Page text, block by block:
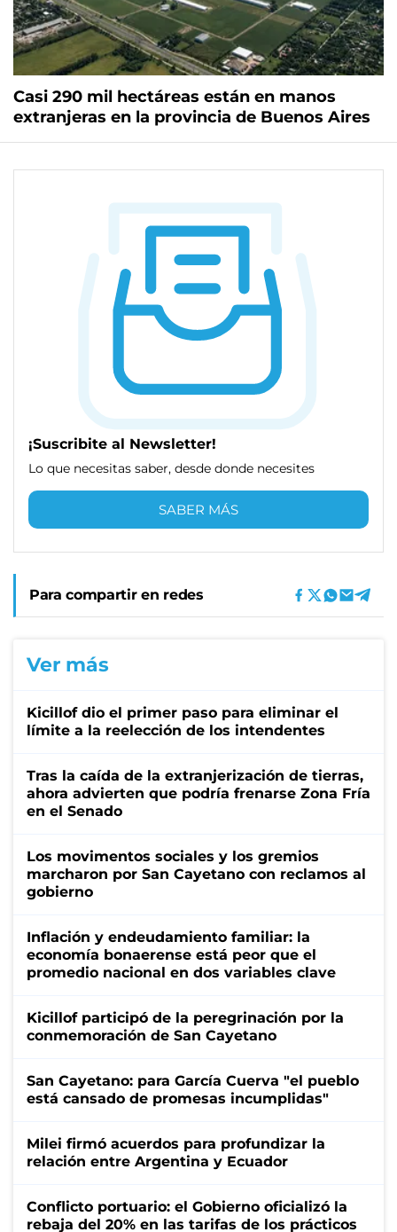
Casi 290 mil hectáreas están en manos
extranjeras en la provincia de Buenos Aires
¡Suscribite al Newsletter!
Lo que necesitas saber, desde donde necesites
SABER MÁS
Para compartir en redes
Ver más
Kicillof dio el primer paso para eliminar el
límite a la reelección de los intendentes
Tras la caída de la extranjerización de tierras,
ahora advierten que podría frenarse Zona Fría
en el Senado
Los movimentos sociales y los gremios
marcharon por San Cayetano con reclamos al
gobierno
Inflación y endeudamiento familiar: la
economía bonaerense está peor que el
promedio nacional en dos variables clave
Kicillof participó de la peregrinación por la
conmemoración de San Cayetano
San Cayetano: para García Cuerva "el pueblo
está cansado de promesas incumplidas"
Milei firmó acuerdos para profundizar la
relación entre Argentina y Ecuador
Conflicto portuario: el Gobierno oficializó la
rebaja del 20% en las tarifas de los prácticos